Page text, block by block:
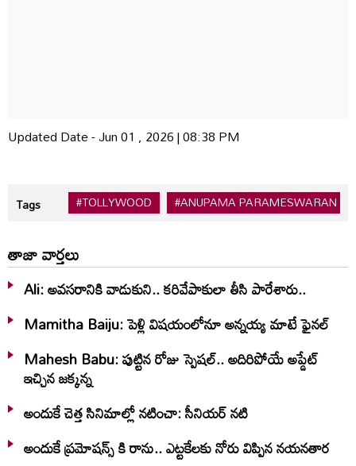
Updated Date - Jun 01 , 2026 | 08:38 PM
Tags #TOLLYWOOD #ANUPAMA PARAMESWARAN
తాజా వార్తలు
Ali: అవసరానికి వాడుకుని.. కరివేపాకులా తీసి పారేశారు..
Mamitha Baiju: పెళ్లి విషయంలోనూ అన్నయ్య మాటే ఫైనల్‌
Mahesh Babu: పుట్టిన రోజు స్పెషల్.. అదిరిపోయే అప్డేట్
ఇచ్చిన జక్కన్న
అందుకే చెత్త సినిమాల్లో నటించా: సీనియర్ నటి
అందుకే ప్రమోషన్స్ కి రాను.. ఎట్టకేలకు నోరు విప్పిన నయనతార